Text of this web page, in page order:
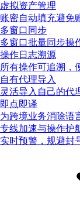
虚拟资产管理
账密自动填充避免
多窗口同步
多窗口批量同步操
操作日志溯源
所有操作可追溯，
自有代理导入
灵活导入自己的代
即点即译
为跨境业务消除语
专线加速与操作护
实时预警，规避封